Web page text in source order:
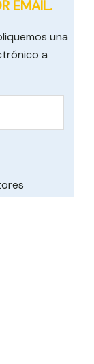
EMAIL.
una
a